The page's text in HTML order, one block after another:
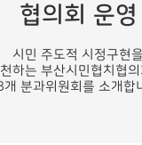
협의회 운영
시민 주도적 시정구현을
하는 부산시민협치협의
개 분과위원회를 소개합